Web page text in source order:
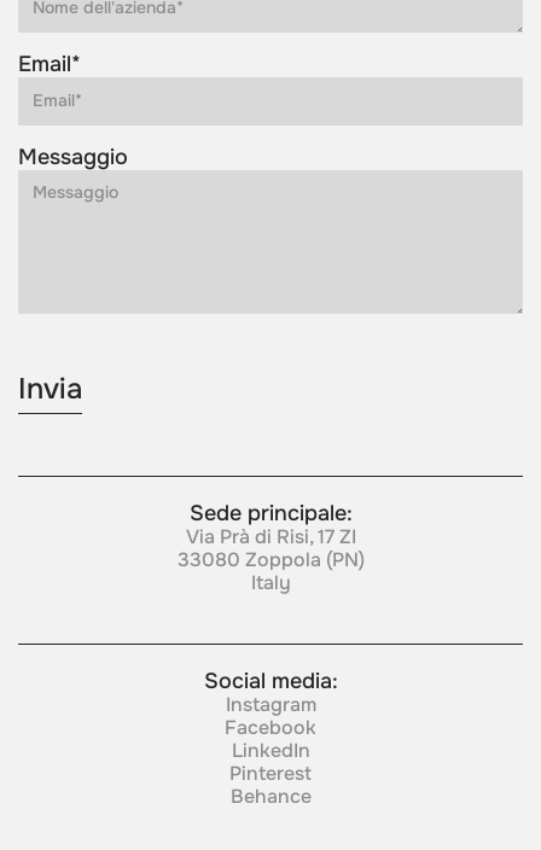
Email*
Messaggio
Sede principale:
Via Prà di Risi, 17 ZI
33080 Zoppola (PN)
Italy
Social media:
Instagram
Facebook
LinkedIn
Pinterest
Behance